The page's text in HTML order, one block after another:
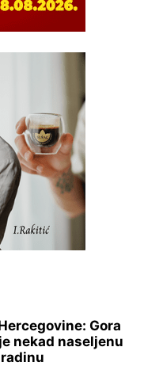
Gora
nekad naseljenu